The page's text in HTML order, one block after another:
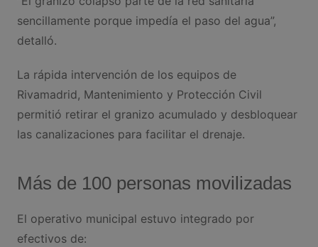
sencillamente porque impedía el paso del agua”,
detalló.
La rápida intervención de los equipos de
Rivamadrid, Mantenimiento y Protección Civil
permitió retirar el granizo acumulado y desbloquear
las canalizaciones para facilitar el drenaje.
Más de 100 personas movilizadas
El operativo municipal estuvo integrado por
efectivos de: